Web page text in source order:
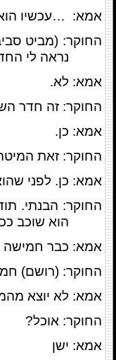
אמא: …עכשיו הוא
החוקר: (מביט
נראה לי
אמא: לא.
החוקר: זה חדר
אמא: כן.
החוקר: זאת
אמא: כן. לפני
החוקר: הבנתי.
הוא שוכב
אמא: כבר חמישה
החוקר: (רושם)
אמא: לא יוצא
החוקר: אוכל?
אמא: ישן